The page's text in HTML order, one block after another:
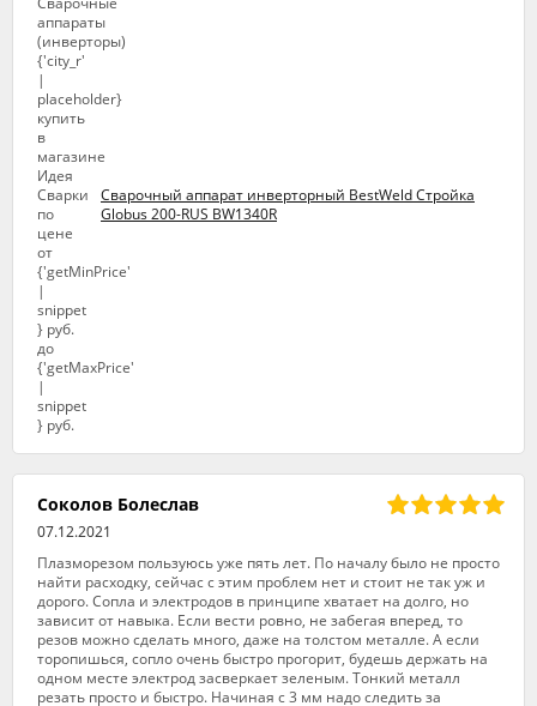
Сварочный аппарат инверторный BestWeld Стройка
Globus 200-RUS BW1340R
Соколов Болеслав
07.12.2021
Плазморезом пользуюсь уже пять лет. По началу было не просто
найти расходку, сейчас с этим проблем нет и стоит не так уж и
дорого. Сопла и электродов в принципе хватает на долго, но
зависит от навыка. Если вести ровно, не забегая вперед, то
резов можно сделать много, даже на толстом металле. А если
торопишься, сопло очень быстро прогорит, будешь держать на
одном месте электрод засверкает зеленым. Тонкий металл
резать просто и быстро. Начиная с 3 мм надо следить за